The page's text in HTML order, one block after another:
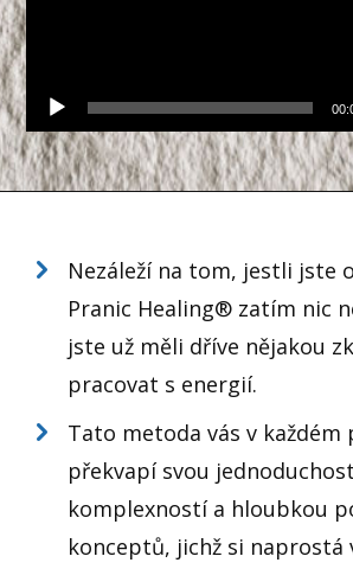
Nezáleží na tom, jestli jste
Pranic Healing® zatím nic
jste už měli dříve nějakou
pracovat s energií.
Tato metoda vás v každém
překvapí svou
komplexností a hloubkou
konceptů, jichž si naprostá